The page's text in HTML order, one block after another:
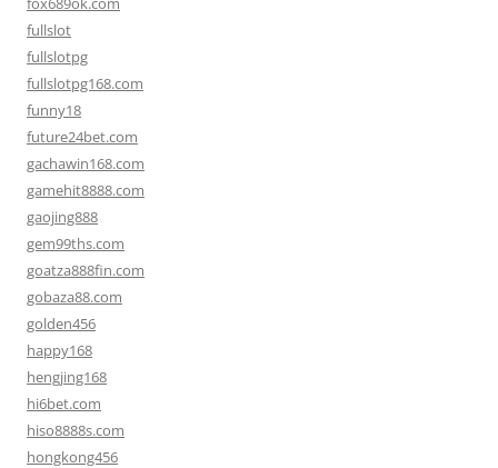
fullslot
fullslotpg
fullslotpg168.com
funny18
future24bet.com
gachawin168.com
gamehit8888.com
gaojing888
gem99ths.com
goatza888fin.com
gobaza88.com
golden456
happy168
hengjing168
hi6bet.com
hiso8888s.com
hongkong456